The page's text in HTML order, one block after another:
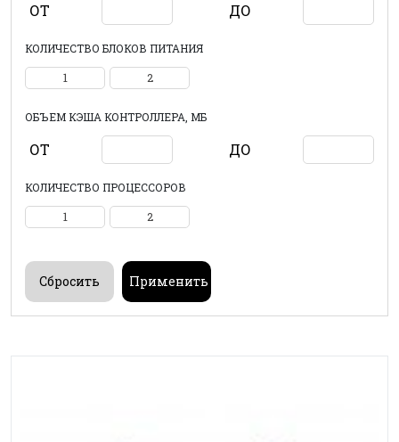
ОТ ДО
КОЛИЧЕСТВО БЛОКОВ ПИТАНИЯ
1 2
ОБЪЕМ КЭША КОНТРОЛЛЕРА, МБ
ОТ ДО
КОЛИЧЕСТВО ПРОЦЕССОРОВ
1 2